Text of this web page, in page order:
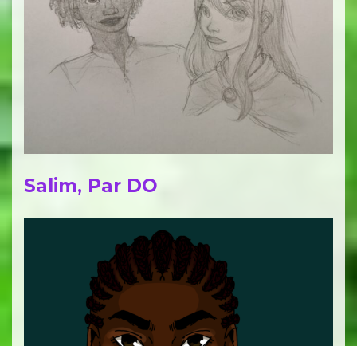
Salim, Par DO